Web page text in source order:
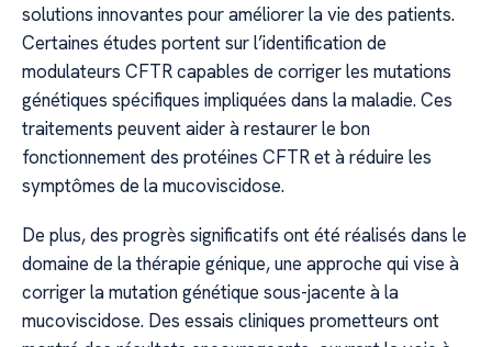
solutions innovantes pour améliorer la vie des patients.
Certaines études portent sur l’identification de
modulateurs CFTR capables de corriger les mutations
génétiques spécifiques impliquées dans la maladie. Ces
traitements peuvent aider à restaurer le bon
fonctionnement des protéines CFTR et à réduire les
symptômes de la mucoviscidose.
De plus, des progrès significatifs ont été réalisés dans le
domaine de la thérapie génique, une approche qui vise à
corriger la mutation génétique sous-jacente à la
mucoviscidose. Des essais cliniques prometteurs ont